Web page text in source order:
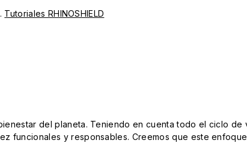
Tutoriales RHINOSHIELD
del planeta. Teniendo en cuenta todo el ciclo
funcionales y responsables. Creemos que este